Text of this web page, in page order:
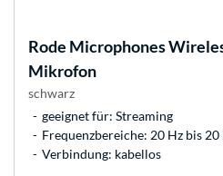
Rode Microphones
Mikrofon
schwarz
geeignet für: Streaming
Frequenzbereiche: 20 Hz bis 20
Verbindung: kabellos